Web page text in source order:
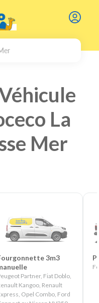
La
Mer
3m3
Partner, Fiat Doblo,
Kangoo, Renault
Opel Combo, Ford